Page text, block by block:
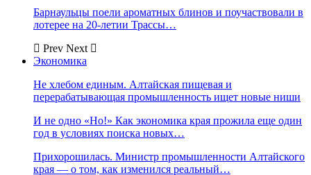
Барнаульцы поели ароматных блинов и поучаствовали в
лотерее на 20-летии Трассы…
Prev Next
Экономика
Не хлебом единым. Алтайская пищевая и
перерабатывающая промышленность ищет новые ниши
И не одно «Но!» Как экономика края прожила еще один
год в условиях поиска новых…
Прихорошилась. Министр промышленности Алтайского
края — о том, как изменился реальный…